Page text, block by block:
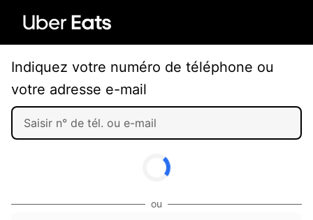
Indiquez votre numéro de téléphone ou
votre adresse e-mail
ou